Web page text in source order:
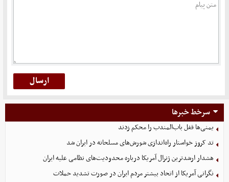
سرخط خبرها
یمنی‌ها قفل باب‌المندب را محکم زدند
تد کروز خواستار راه‌اندازی شورش‌های مسلحانه در ایران شد
هشدار ارشدترین ژنرال آمریکا درباره محدودیت‌های نظامی علیه ایران
نگرانی آمریکا از اتحاد بیشتر مردم ایران در صورت تشدید حملات